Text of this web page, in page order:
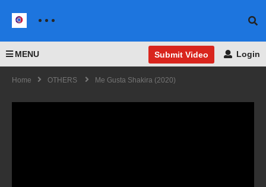
MENU Submit Video Login
Home OTHERS Me Gusta Shakira (2020)